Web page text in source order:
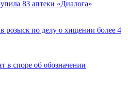
83 аптеки «Диалога»
розыск по делу о хищении более 4
в споре об обозначении